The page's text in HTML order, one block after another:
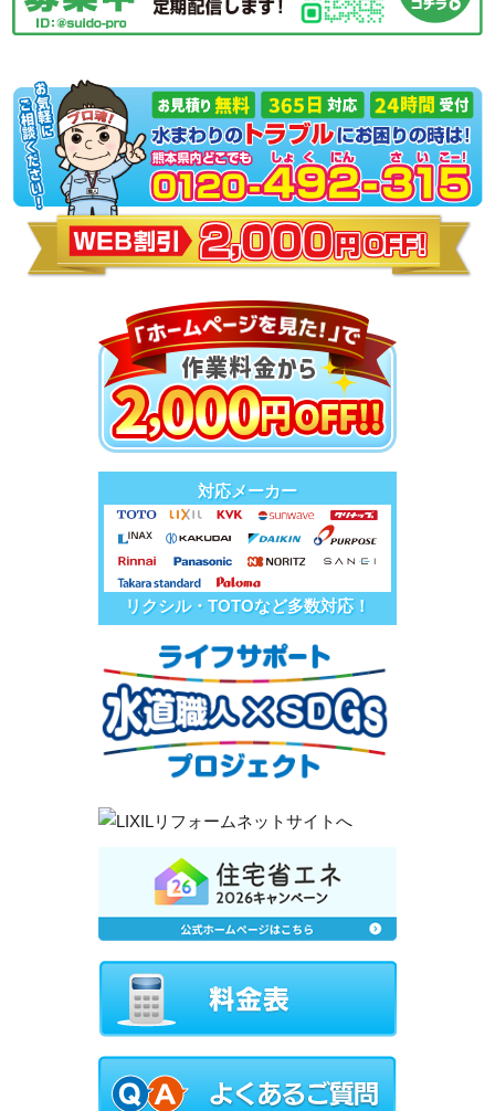
対応メーカー
リクシル・TOTOなど多数対応！